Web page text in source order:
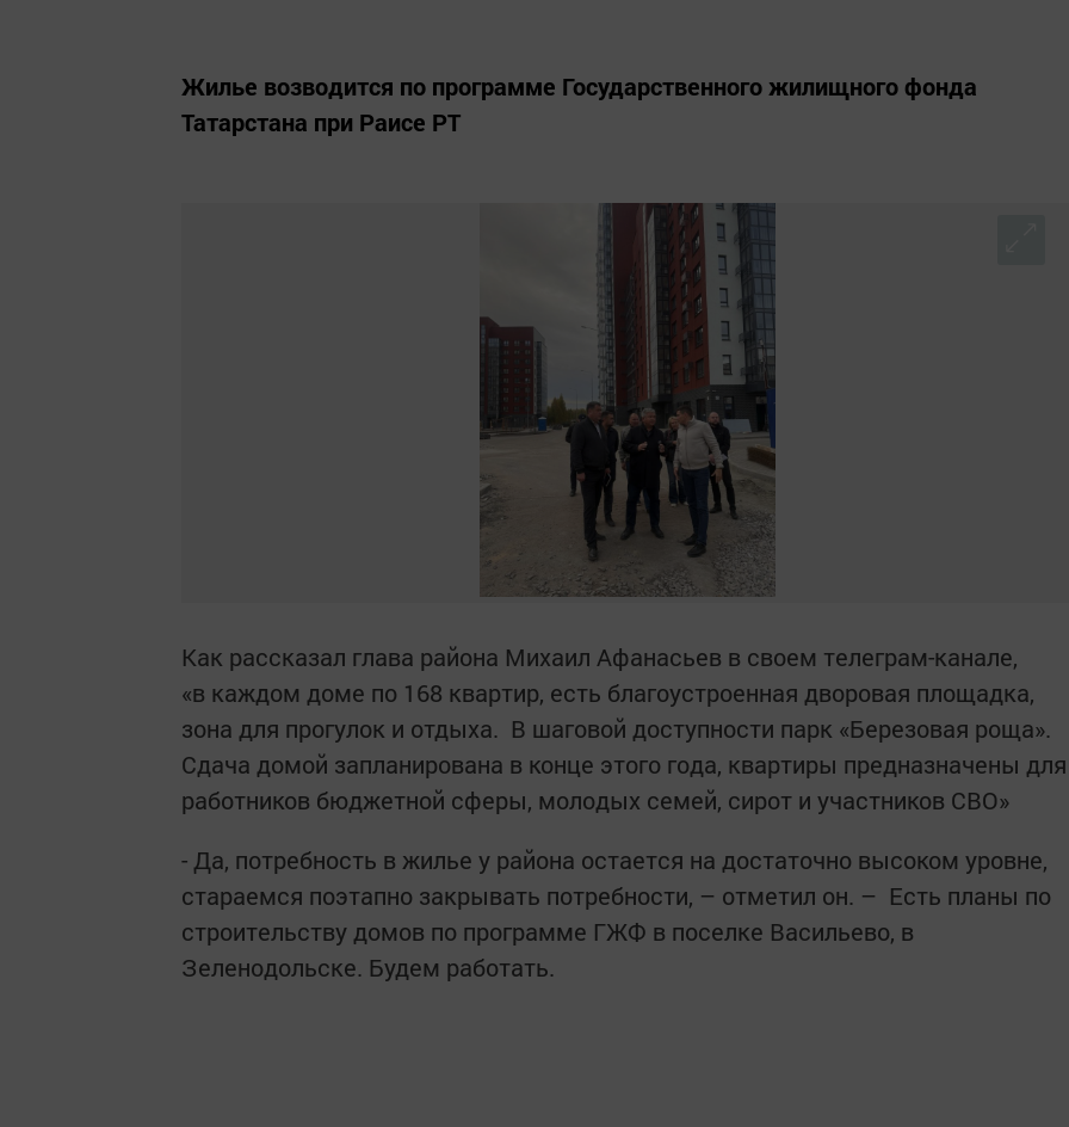
Жилье возводится по программе Государственного жилищного фонда
Татарстана при Раисе РТ
Как рассказал глава района Михаил Афанасьев в своем телеграм-канале,
«в каждом доме по 168 квартир, есть благоустроенная дворовая площадка,
зона для прогулок и отдыха. В шаговой доступности парк «Березовая роща».
Сдача домой запланирована в конце этого года, квартиры предназначены для
работников бюджетной сферы, молодых семей, сирот и участников СВО»
- Да, потребность в жилье у района остается на достаточно высоком уровне,
стараемся поэтапно закрывать потребности, – отметил он. – Есть планы по
строительству домов по программе ГЖФ в поселке Васильево, в
Зеленодольске. Будем работать.